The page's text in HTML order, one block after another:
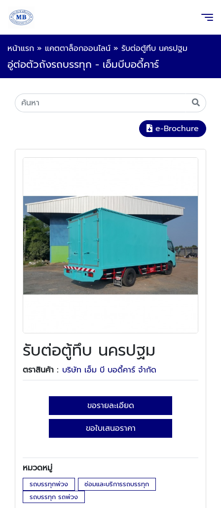
หน้าแรก » แคตตาล็อกออนไลน์ » รับต่อตู้ทึบ นครปฐม
อู่ต่อตัวถังรถบรรทุก - เอ็มบีบอดี้คาร์
e-Brochure
รับต่อตู้ทึบ นครปฐม
ตราสินค้า : บริษัท เอ็ม บี บอดี้คาร์ จำกัด
ขอรายละเอียด
ขอใบเสนอราคา
หมวดหมู่
รถบรรทุกพ่วง
ซ่อมและบริการรถบรรทุก
รถบรรทุก รถพ่วง